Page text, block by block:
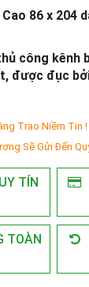
86 x 204
công kênh
được đục
Trao Niềm Tin !
Sẽ Gửi Đến
TÍN
TOÀN